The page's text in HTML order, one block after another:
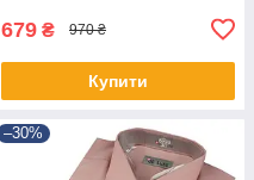
679 ₴ 970 ₴
Купити
–30%